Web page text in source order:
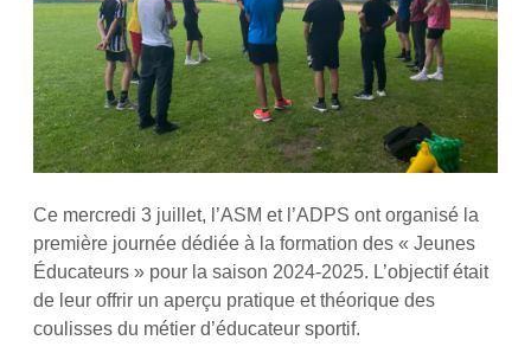
Ce mercredi 3 juillet, l’ASM et l’ADPS ont organisé la
première journée dédiée à la formation des « Jeunes
Éducateurs » pour la saison 2024-2025. L’objectif était
de leur offrir un aperçu pratique et théorique des
coulisses du métier d’éducateur sportif.